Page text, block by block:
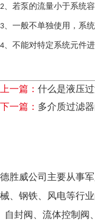
2、 若泵的流量小于系统
3、 一般不单独使用，系
4、 不能对特定系统元件
上一篇： 什么是液压
下一篇： 多介质过滤
德胜威公司主要从事
械、钢铁、风电等行
自封阀、流体控制阀